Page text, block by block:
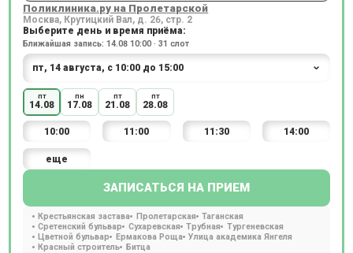
Поликлиника.ру на Пролетарской
Москва, Крутицкий Вал, д. 26, стр. 2
Выберите день и время приёма:
Ближайшая запись: 14.08 10:00 · 31 слот
пт
14.08
пн
17.08
пт
21.08
пт
28.08
10:00 11:00 11:30 14:00
еще
ЗАПИСАТЬСЯ НА ПРИЕМ
Крестьянская застава Пролетарская
Таганская
Сретенский бульвар
Сухаревская Трубная
Тургеневская
Цветной бульвар
Ермакова Роща
Улица академика Янгеля
Красный строитель
Битца